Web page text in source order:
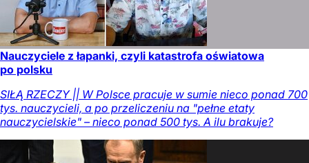
Nauczyciele z łapanki, czyli katastrofa oświatowa
po polsku
SIŁĄ RZECZY || W Polsce pracuje w sumie nieco ponad 700
tys. nauczycieli, a po przeliczeniu na "pełne etaty
nauczycielskie" – nieco ponad 500 tys. A ilu brakuje?